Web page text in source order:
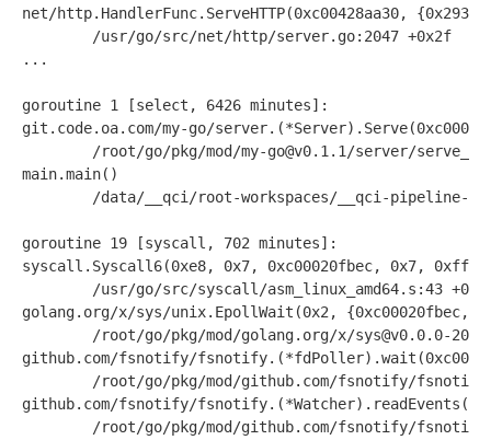
net/http.HandlerFunc.ServeHTTP(0xc00428aa30,
        /usr/go/src/net/http/server.go:2047 +0x2f
...
goroutine 1 [select, 6426 minutes]:
git.code.oa.com/my-go/
/root/go/pkg/mod/my-go@v0.1.1/server/
main.main()
/data/__qci/root-workspaces/__qci-pipeline-
goroutine 19 [syscall, 702 minutes]:
syscall.Syscall6(0xe8, 0x7, 0xc00020fbec, 0x7,
        /usr/go/src/syscall/asm_linux_amd64.s:43 +0x5
golang.org/x/sys/unix.EpollWait(0x2, {0xc00020fbec,
/root/go/pkg/mod/golang.org/x/sys@v0.0.0-
github.com/fsnotify/
/root/go/pkg/mod/github.com/fsnotify/
github.com/fsnotify/
/root/go/pkg/mod/github.com/fsnotify/